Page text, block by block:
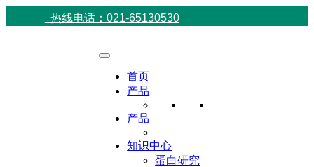
热线电话：021-65130530
首页
产品
产品
知识中心
蛋白研究